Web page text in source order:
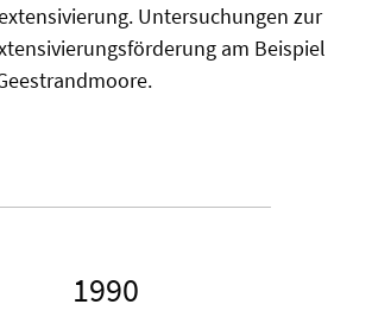
Untersuchungen zur
am Beispiel
1990